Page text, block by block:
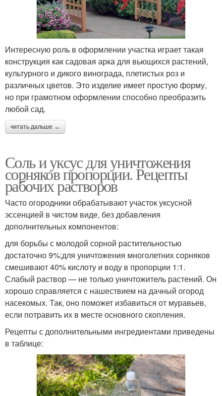
Интересную роль в оформлении участка играет такая
конструкция как садовая арка для вьющихся растений,
культурного и дикого винограда, плетистых роз и
различных цветов. Это изделие имеет простую форму,
но при грамотном оформлении способно преобразить
любой сад.
читать дальше →
Соль и уксус для уничтожения
сорняков пропорции. Рецепты
рабочих растворов
Часто огородники обрабатывают участок уксусной
эссенцией в чистом виде, без добавления
дополнительных компонентов:
для борьбы с молодой сорной растительностью
достаточно 9%;для уничтожения многолетних сорняков
смешивают 40% кислоту и воду в пропорции 1:1.
Слабый раствор — не только уничтожитель растений. Он
хорошо справляется с нашествием на дачный огород
насекомых. Так, оно поможет избавиться от муравьев,
если потравить их в месте основного скопления.
Рецепты с дополнительными ингредиентами приведены
в таблице: